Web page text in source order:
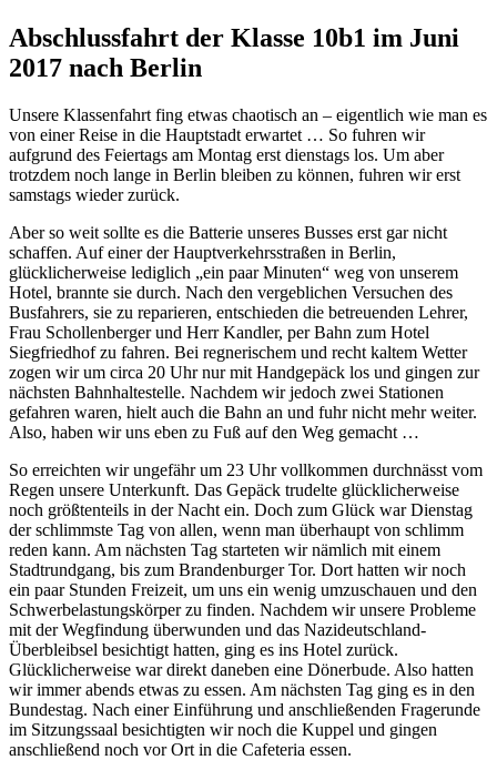
Abschlussfahrt der Klasse 10b1 im Juni
2017 nach Berlin
Unsere Klassenfahrt fing etwas chaotisch an – eigentlich wie man es
von einer Reise in die Hauptstadt erwartet … So fuhren wir
aufgrund des Feiertags am Montag erst dienstags los. Um aber
trotzdem noch lange in Berlin bleiben zu können, fuhren wir erst
samstags wieder zurück.
Aber so weit sollte es die Batterie unseres Busses erst gar nicht
schaffen. Auf einer der Hauptverkehrsstraßen in Berlin,
glücklicherweise lediglich „ein paar Minuten“ weg von unserem
Hotel, brannte sie durch. Nach den vergeblichen Versuchen des
Busfahrers, sie zu reparieren, entschieden die betreuenden Lehrer,
Frau Schollenberger und Herr Kandler, per Bahn zum Hotel
Siegfriedhof zu fahren. Bei regnerischem und recht kaltem Wetter
zogen wir um circa 20 Uhr nur mit Handgepäck los und gingen zur
nächsten Bahnhaltestelle. Nachdem wir jedoch zwei Stationen
gefahren waren, hielt auch die Bahn an und fuhr nicht mehr weiter.
Also, haben wir uns eben zu Fuß auf den Weg gemacht …
So erreichten wir ungefähr um 23 Uhr vollkommen durchnässt vom
Regen unsere Unterkunft. Das Gepäck trudelte glücklicherweise
noch größtenteils in der Nacht ein. Doch zum Glück war Dienstag
der schlimmste Tag von allen, wenn man überhaupt von schlimm
reden kann. Am nächsten Tag starteten wir nämlich mit einem
Stadtrundgang, bis zum Brandenburger Tor. Dort hatten wir noch
ein paar Stunden Freizeit, um uns ein wenig umzuschauen und den
Schwerbelastungskörper zu finden. Nachdem wir unsere Probleme
mit der Wegfindung überwunden und das Nazideutschland-
Überbleibsel besichtigt hatten, ging es ins Hotel zurück.
Glücklicherweise war direkt daneben eine Dönerbude. Also hatten
wir immer abends etwas zu essen. Am nächsten Tag ging es in den
Bundestag. Nach einer Einführung und anschließenden Fragerunde
im Sitzungssaal besichtigten wir noch die Kuppel und gingen
anschließend noch vor Ort in die Cafeteria essen.